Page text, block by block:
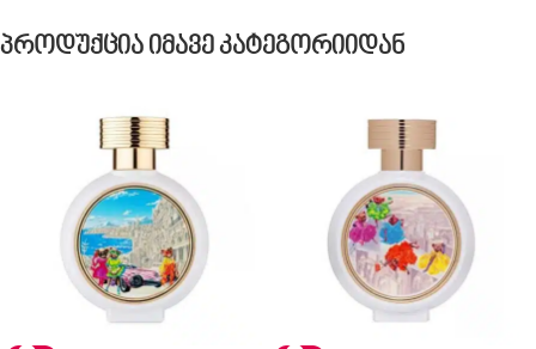
Პროდუქცია Იმავე Კატეგორიიდან